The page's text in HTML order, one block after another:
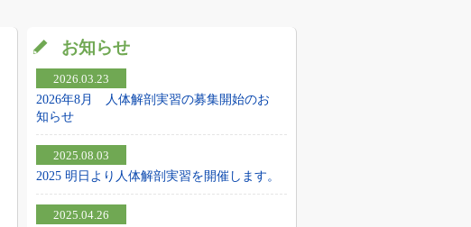
お知らせ
2026.03.23
2026年8月 人体解剖実習の募集開始のお
知らせ
2025.08.03
2025 明日より人体解剖実習を開催します。
2025.04.26